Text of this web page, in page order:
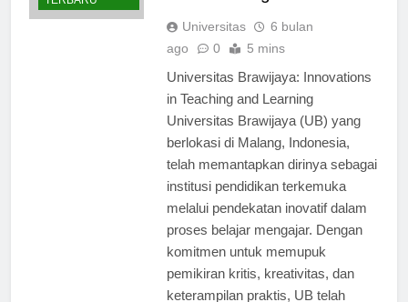
and Learning
Universitas
6 bulan
Universitas Brawijaya: Innovations
in Teaching and Learning
Universitas Brawijaya (UB) yang
berlokasi di Malang, Indonesia,
telah memantapkan dirinya sebagai
institusi pendidikan terkemuka
melalui pendekatan inovatif dalam
proses belajar mengajar. Dengan
komitmen untuk memupuk
pemikiran kritis, kreativitas, dan